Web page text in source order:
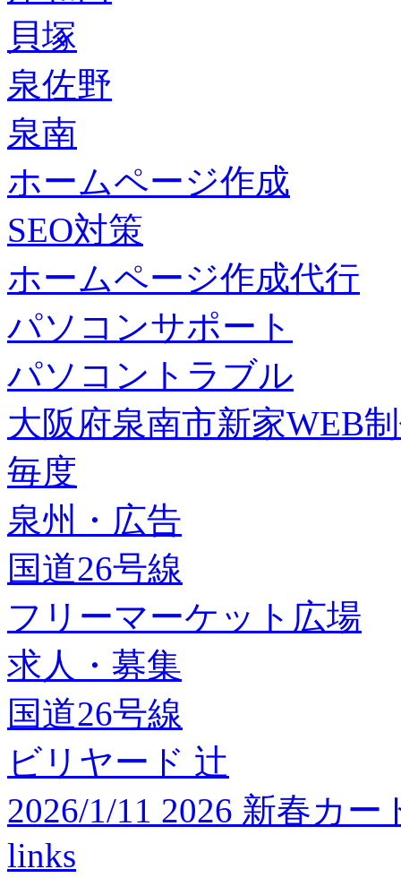
貝塚
泉佐野
泉南
ホームページ作成
SEO対策
ホームページ作成代行
パソコンサポート
パソコントラブル
大阪府泉南市新家WEB
毎度
泉州・広告
国道26号線
フリーマーケット広場
求人・募集
国道26号線
ビリヤード 辻
2026/1/11 2026 新春カ
links